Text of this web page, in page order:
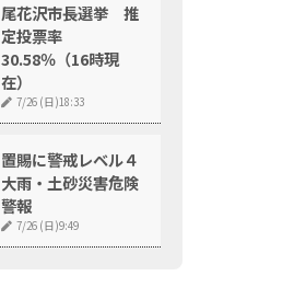
尾花沢市長選挙 推
定投票率
30.58％（16時現
在）
7/26 (日)18:33
置賜に警戒レベル４
大雨・土砂災害危険
警報
7/26 (日)9:49